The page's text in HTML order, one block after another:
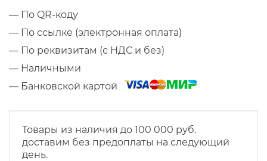
— По QR-коду
— По ссылке (электронная оплата)
— По реквизитам (с НДС и без)
— Наличными
— Банковской картой
Товары из наличия до 100 000 руб.
доставим без предоплаты на следующий
день.